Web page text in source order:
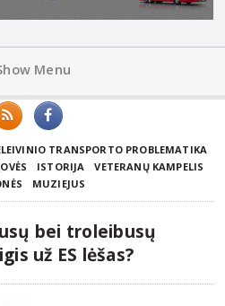
Menu
TRANSPORTO PROBLEMATIKA
ISTORIJA
VETERANŲ KAMPELIS
MUZIEJUS
bei troleibusų
už ES lėšas?